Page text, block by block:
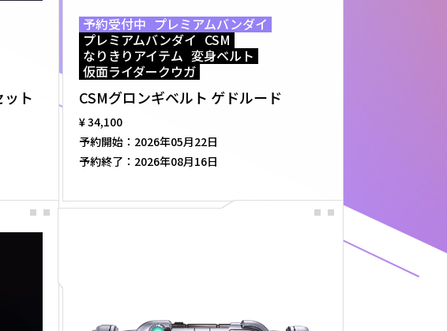
ト
予約受付中 プレミアムバンダイ
プレミアムバンダイ CSM
なりきりアイテム 変身ベルト
仮面ライダークウガ
CSMグロンギベルト ゲドルード
¥ 34,100
予約開始： 2026年05月22日
予約終了： 2026年08月16日